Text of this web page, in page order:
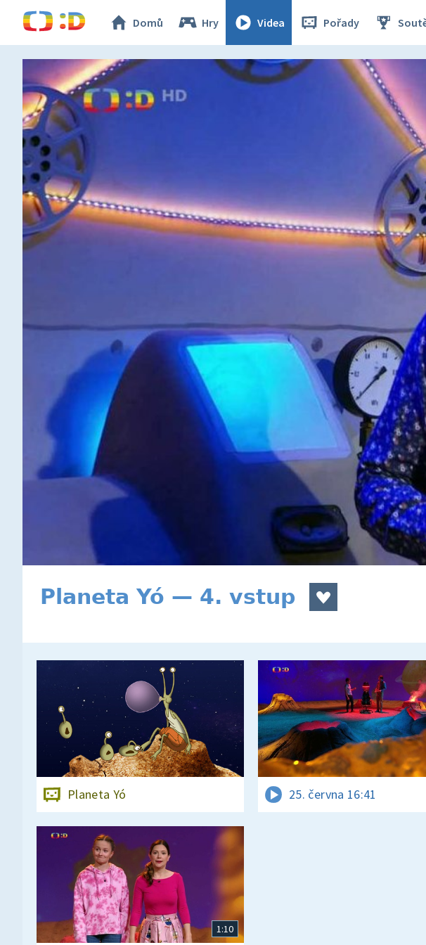
Domů Hry Videa Pořady
Planeta Yó — 4. vstup
Planeta Yó 25. června 16:41
1:10